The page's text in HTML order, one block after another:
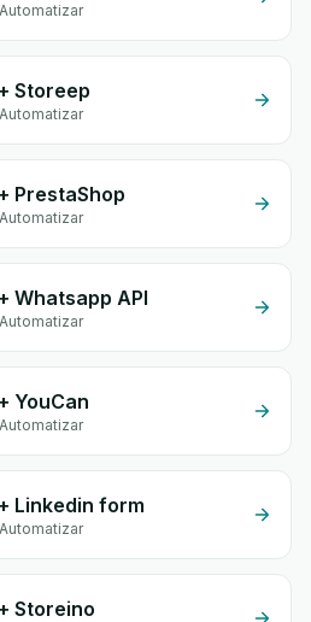
Storeep
PrestaShop
Whatsapp API
YouCan
Linkedin form
Storeino